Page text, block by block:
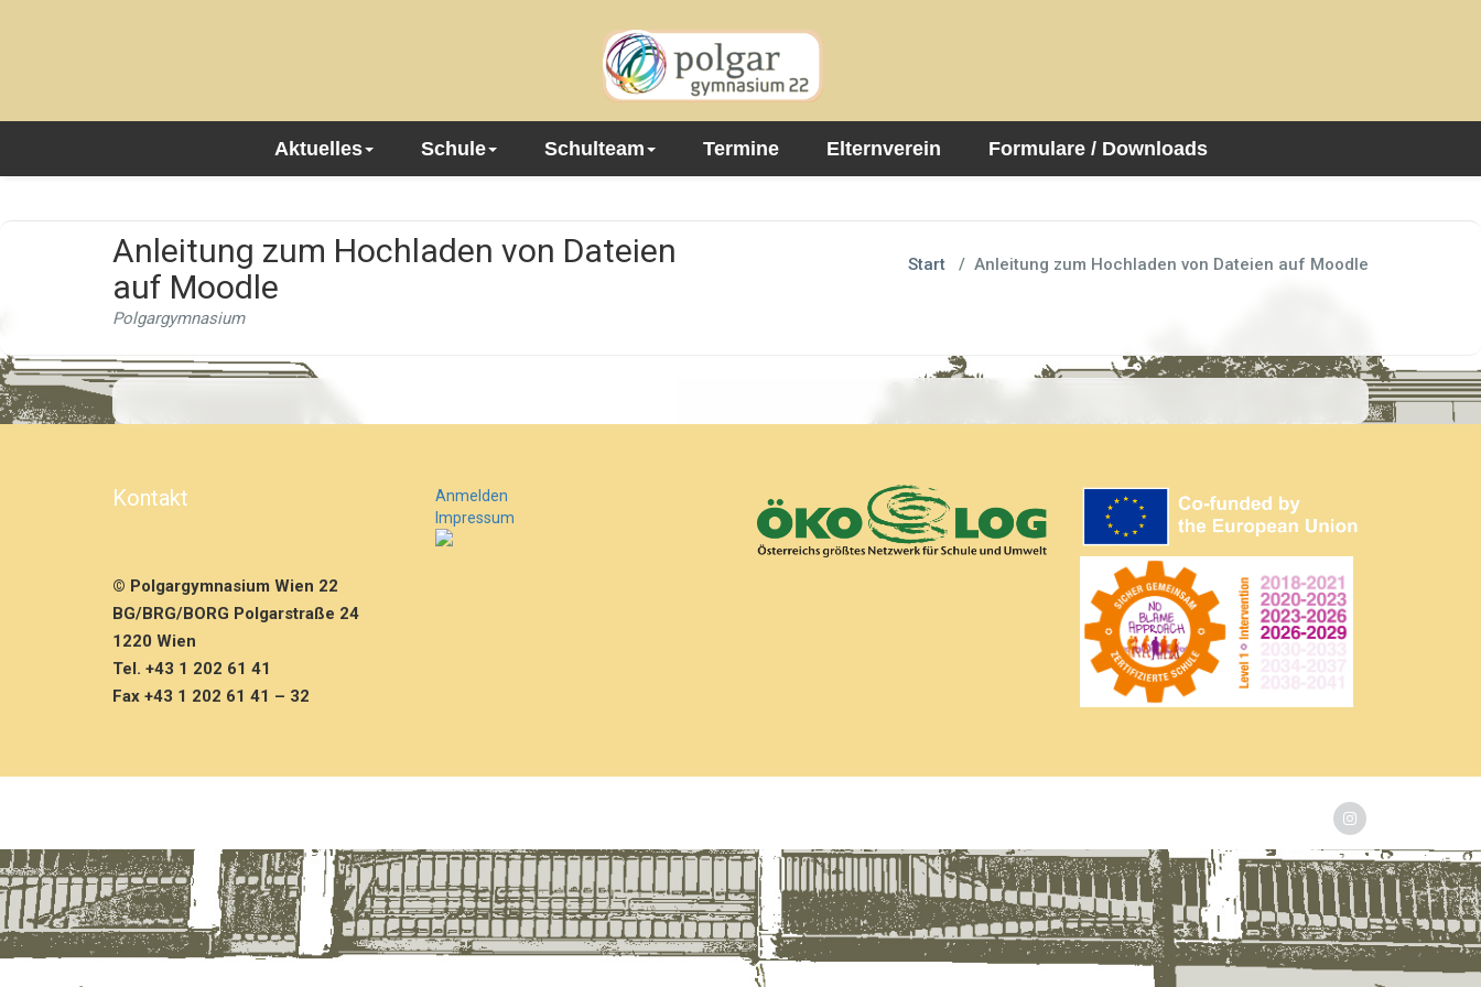
Aktuelles Schule Schulteam Termine Elternverein Formulare / Downloads
Anleitung zum Hochladen von Dateien
auf Moodle
Polgargymnasium
Start / Anleitung zum Hochladen von Dateien auf Moodle
Kontakt
© Polgargymnasium Wien 22
BG/BRG/BORG Polgarstraße 24
1220 Wien
Tel. +43 1 202 61 41
Fax +43 1 202 61 41 – 32
Anmelden
Impressum